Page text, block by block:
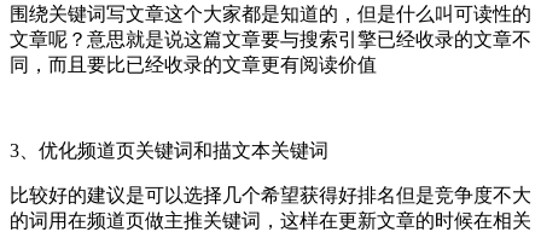
围绕关键词写文章这个大家都是知道的，但是什么叫可读性的
文章呢？意思就是说这篇文章要与搜索引擎已经收录的文章不
同，而且要比已经收录的文章更有阅读价值
3、优化频道页关键词和描文本关键词
比较好的建议是可以选择几个希望获得好排名但是竞争度不大
的词用在频道页做主推关键词，这样在更新文章的时候在相关